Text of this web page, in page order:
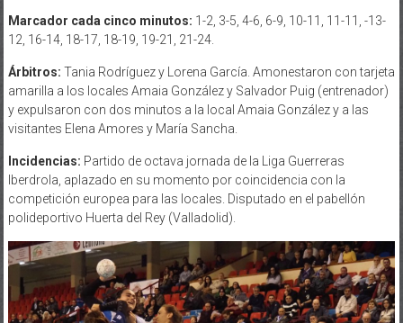
Marcador cada cinco minutos: 1-2, 3-5, 4-6, 6-9, 10-11, 11-11, -13-
12, 16-14, 18-17, 18-19, 19-21, 21-24.
Árbitros: Tania Rodríguez y Lorena García. Amonestaron con tarjeta
amarilla a los locales Amaia González y Salvador Puig (entrenador)
y expulsaron con dos minutos a la local Amaia González y a las
visitantes Elena Amores y María Sancha.
Incidencias: Partido de octava jornada de la Liga Guerreras
Iberdrola, aplazado en su momento por coincidencia con la
competición europea para las locales. Disputado en el pabellón
polideportivo Huerta del Rey (Valladolid).